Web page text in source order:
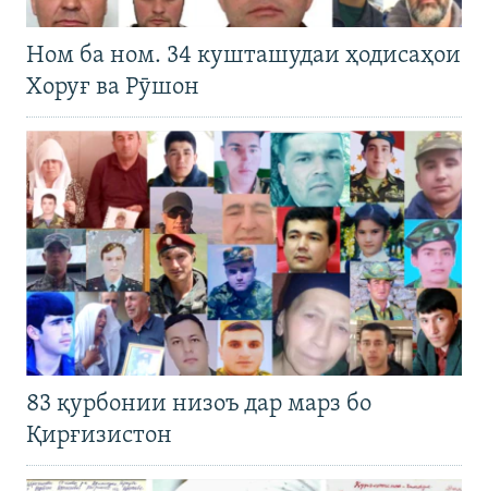
Ном ба ном. 34 кушташудаи ҳодисаҳои
Хоруғ ва Рӯшон
83 қурбонии низоъ дар марз бо
Қирғизистон